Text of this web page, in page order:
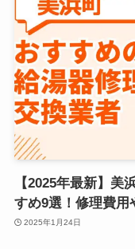
【2025年最新】美
すめ9選！修理費用
2025年1月24日